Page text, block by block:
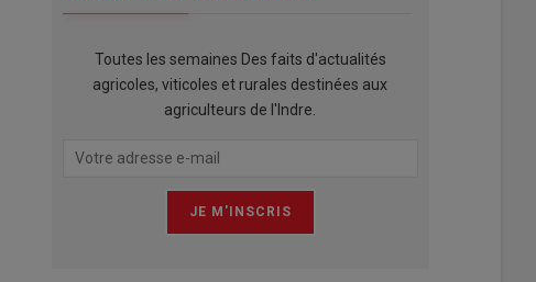
Toutes les semaines Des faits d'actualités
agricoles, viticoles et rurales destinées aux
agriculteurs de l'Indre.